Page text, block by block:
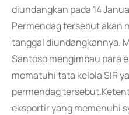
diundangkan pada 14
Permendag tersebut akan
tanggal diundangkannya.
Santoso mengimbau para
mematuhi tata kelola SIR
permendag
eksportir yang memenuhi